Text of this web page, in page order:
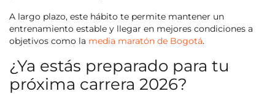
A largo plazo, este hábito te permite mantener un
entrenamiento estable y llegar en mejores condiciones a
objetivos como la media maratón de Bogotá.
¿Ya estás preparado para tu
próxima carrera 2026?